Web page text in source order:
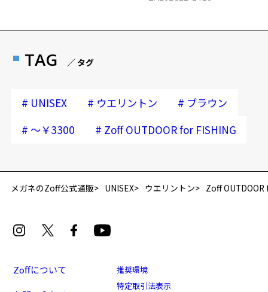
再入荷お知らせメールのお申し込み
TAG ／ タグ
# UNISEX # ウエリントン # ブラウン
# ～￥3300 # Zoff OUTDOOR for FISHING
メガネのZoff公式通販 UNISEX ウエリントン Zoff OUTDOOR
Zoffについて
推奨環境
特定取引法表示